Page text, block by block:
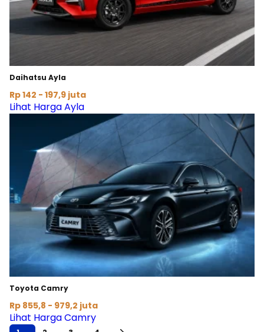
Daihatsu Ayla
Rp 142 - 197,9 juta
Lihat Harga Ayla
Toyota Camry
Rp 855,8 - 979,2 juta
Lihat Harga Camry